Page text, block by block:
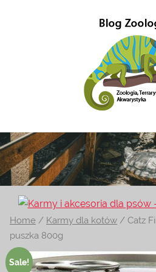
Gady-
Gady
–
Blog
Zoologiczny
w
głównej
mierze
poświęcony
Zoologii.
tutaj
również
ciekawe
Home / Karmy dla kotów / Catz
puszka 800g
Sale!